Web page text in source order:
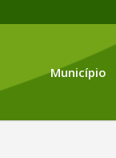
Município